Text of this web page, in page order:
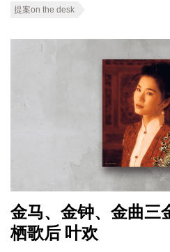
提案on the desk
金马、金钟、金曲三
栖歌后 叶欢